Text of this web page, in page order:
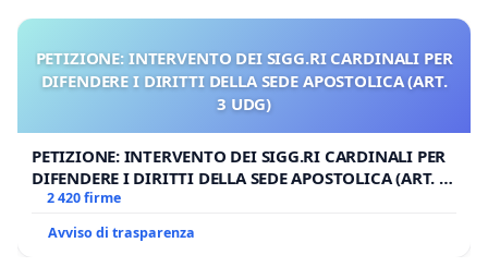
PETIZIONE: INTERVENTO DEI SIGG.RI CARDINALI PER
DIFENDERE I DIRITTI DELLA SEDE APOSTOLICA (ART.
3 UDG)
PETIZIONE: INTERVENTO DEI SIGG.RI CARDINALI PER
DIFENDERE I DIRITTI DELLA SEDE APOSTOLICA (ART. 3
UDG)
2 420 firme
Avviso di trasparenza